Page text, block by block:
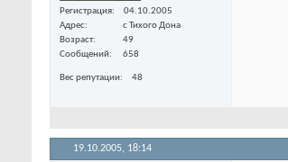
Регистрация
04.10.2005
Адрес
с Тихого Дона
Возраст
49
Сообщений
658
Вес репутации 48
19.10.2005, 18:14